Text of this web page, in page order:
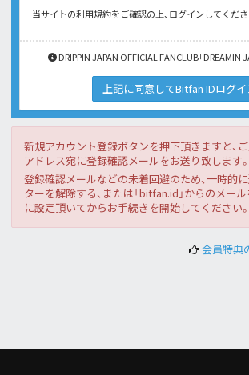
当サイトの利用規約をご確認の上、ログインしてくださ
DRIPPIN JAPAN OFFICIAL FANCLUB「DREAMIN
上記に同意してBitfan IDログイ
新規アカウント登録ボタンを押下頂きますと、
アドレス宛に登録確認メールをお送り致します。
登録確認メールなどの未着回避のため、一時的
ターを解除する、または「bitfan.id」からのメー
に設定頂いてからお手続きを開始してください。
会員特典